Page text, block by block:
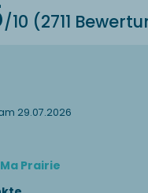
/10 (2711
29.07.2026
Prairie